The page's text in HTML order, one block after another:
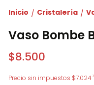
Inicio / Cristalería /
Vaso Bombe
$8.500
Precio sin impuestos $7.024